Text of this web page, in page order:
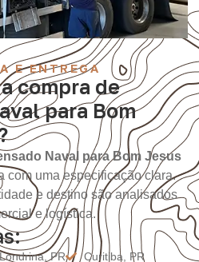
E ENTREGA
compra de
para Bom
Naval para Bom Jesus
com uma especificação clara.
e destino são analisados
e logística.
Londrina, PR
Curitiba, PR